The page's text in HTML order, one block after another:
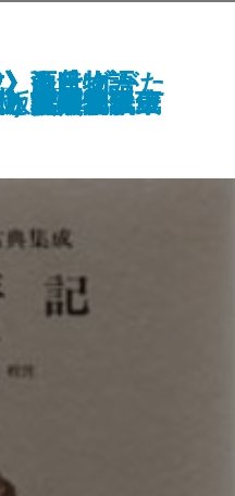
》雨月物語
》萬葉集 二
とはずがた
古今和歌集
)
》源氏物語
芭蕉文集
今昔物語
美
1977/12/12
》太平記 一
落窪物語
》源氏物語
》枕草子 下
》枕草子 上
徒然草
日本永代蔵
説経集
無名草子
》萬葉集 一